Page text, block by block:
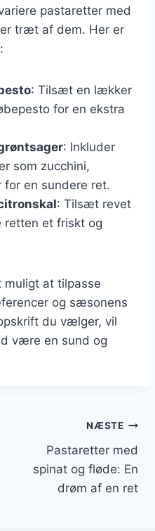
pastaretter med
træt af dem. Her er
: Tilsæt en lækker
for en ekstra
: Inkluder
som zucchini,
en sundere ret.
: Tilsæt revet
retten et friskt og
muligt at tilpasse
og sæsonens
du vælger, vil
være en sund og
NÆSTE
Pastaretter med
spinat og fløde: En
drøm af en ret